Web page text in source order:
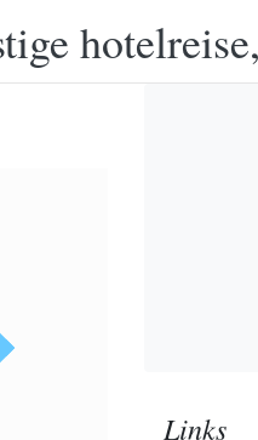
Links